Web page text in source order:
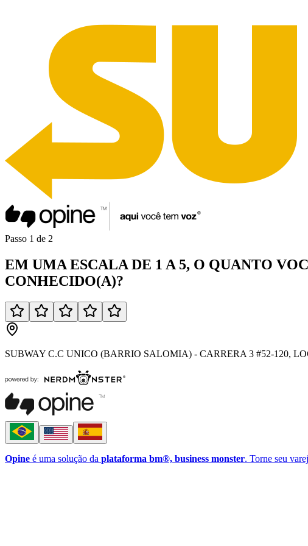
Passo 1 de 2
EM UMA ESCALA DE 1 A 5, O QUANTO
CONHECIDO(A)?
SUBWAY C.C UNICO (BARRIO SALOMIA) - CARRERA 3 #52-120,
Opine é uma solução da plataforma bm®, business monster. Torne seu